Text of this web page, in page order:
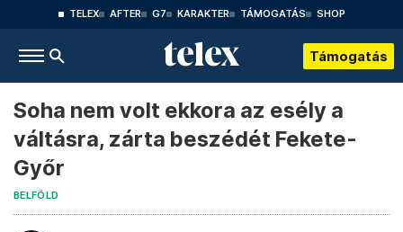
TELEX AFTER G7 KARAKTER TÁMOGATÁS SHOP
Támogatás
Soha nem volt ekkora az esély a
váltásra, zárta beszédét Fekete-
Győr
BELFÖLD